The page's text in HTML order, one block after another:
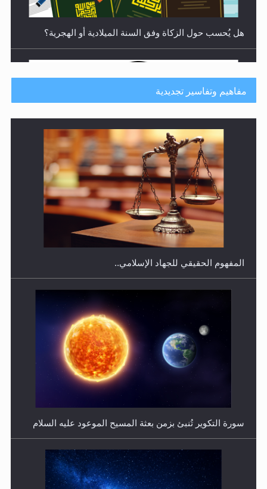
هل يُحسب حول الزكاة وفق السنة الميلادية أو الهجرية؟
هل يجوز فتح مشروع كوافير نسائي للمحجبات وغير
المحجبات؟
فتوى أمير المؤمنين الميرزا مسرور أحمد أيده الله في أطفال
الأنابيب وتحديد جنس المولود..
مفاهيم وتفاسير تجديدية
المفهوم الحقيقي للجهاد الإسلامي..
سورة التكوير تُنبئ بزمن بعثة المسيح الموعود عليه السلام